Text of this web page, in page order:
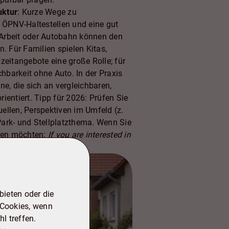
: Kurze Wege zu
Haltestellen und eine gut
oder Autobahn können den
Für Familien spielen Kitas,
eine große Rolle; für
ohne Auto. In der Praxis
die sich an vergleichbaren,
Tipp für 2026: Prüfen Sie
Perspektiven im Umfeld (z.
und Stellplatzthema. Wenn Sie
möchten: If you are interested in
oder die
wenn
treffen.